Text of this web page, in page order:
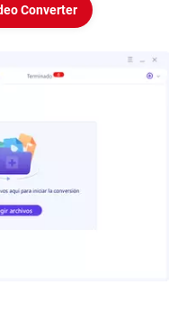
Converter